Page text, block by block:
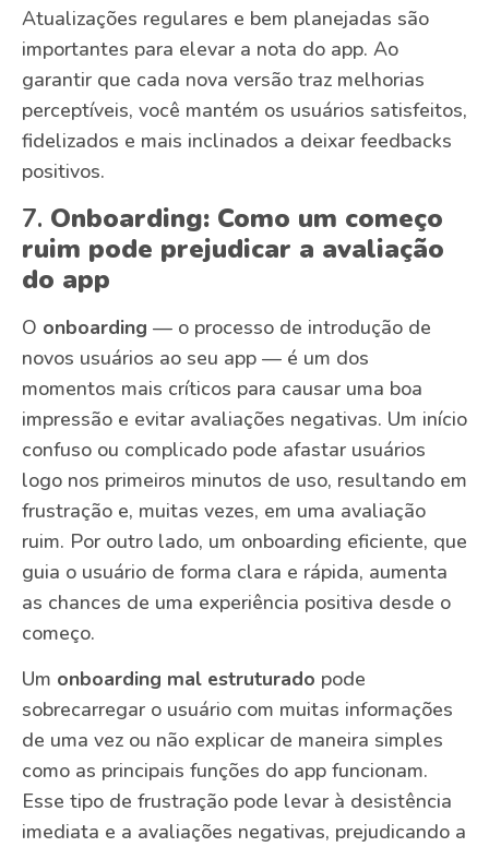
Atualizações regulares e bem planejadas são
importantes para elevar a nota do app. Ao
garantir que cada nova versão traz melhorias
perceptíveis, você mantém os usuários satisfeitos,
fidelizados e mais inclinados a deixar feedbacks
positivos.
7. Onboarding: Como um começo
ruim pode prejudicar a avaliação
do app
O onboarding — o processo de introdução de
novos usuários ao seu app — é um dos
momentos mais críticos para causar uma boa
impressão e evitar avaliações negativas. Um início
confuso ou complicado pode afastar usuários
logo nos primeiros minutos de uso, resultando em
frustração e, muitas vezes, em uma avaliação
ruim. Por outro lado, um onboarding eficiente, que
guia o usuário de forma clara e rápida, aumenta
as chances de uma experiência positiva desde o
começo.
Um onboarding mal estruturado pode
sobrecarregar o usuário com muitas informações
de uma vez ou não explicar de maneira simples
como as principais funções do app funcionam.
Esse tipo de frustração pode levar à desistência
imediata e a avaliações negativas, prejudicando a